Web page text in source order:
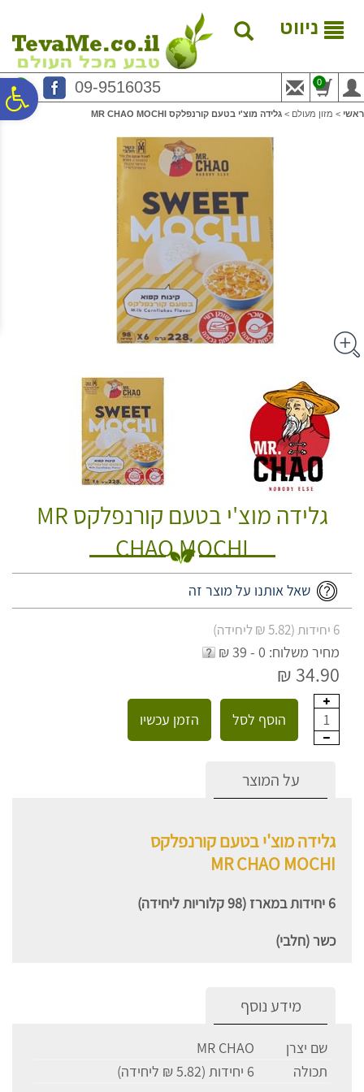
נגישות
המרכזי
ניווט
09-9516035 0
ראשי > מזון מעולם > גלידה מוצ'י בטעם קורנפלקס MR CHAO MOCHI
גלידה מוצ'י בטעם קורנפלקס MR
CHAO MOCHI
שאל אותנו על מוצר זה
6 יחידות (5.82 ₪ ליחידה)
מחיר משלוח: 0 - 39 ₪
34.90 ₪
1 הוסף לסל הזמן עכשיו
על המוצר
גלידה מוצ'י בטעם קורנפלקס
MR CHAO MOCHI
6 יחידות במארז (98 קלוריות ליחידה)
כשר (חלבי)
מידע נוסף
שם יצרן
MR CHAO
תכולה
6 יחידות (5.82 ₪ ליחידה)